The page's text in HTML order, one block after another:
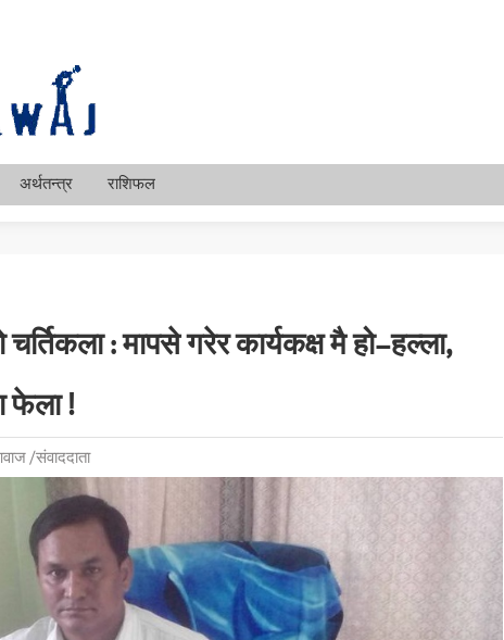
अर्थतन्त्र राशिफल
: मापसे गरेर कार्यकक्ष मै हो–हल्ला,
फेला !
/संवाददाता